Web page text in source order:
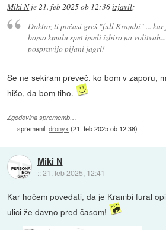
Miki Nje21. feb 2025 ob 12:36izjavil:
Doktor, ti počasi greš "full Krambi" ... kar
bomo kmalu spet imeli izbiro na
pospravijo pijani jagri!
Se ne sekiram preveč. ko bom v zaporu,
hišo, da bom tiho.
Zgodovina sprememb…
spremenil:dronyx (21. feb 2025 ob 12:38)
Miki N
::21. feb 2025, 12:41
Kar hočem povedati, da je Krambi fural
ulici že davno pred časom!